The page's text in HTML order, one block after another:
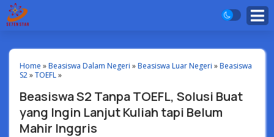
Home »Beasiswa Dalam Negeri »Beasiswa Luar Negeri »Beasiswa
S2»TOEFL»
Beasiswa S2 Tanpa TOEFL, Solusi Buat
yang Ingin Lanjut Kuliah tapi Belum
Mahir Inggris